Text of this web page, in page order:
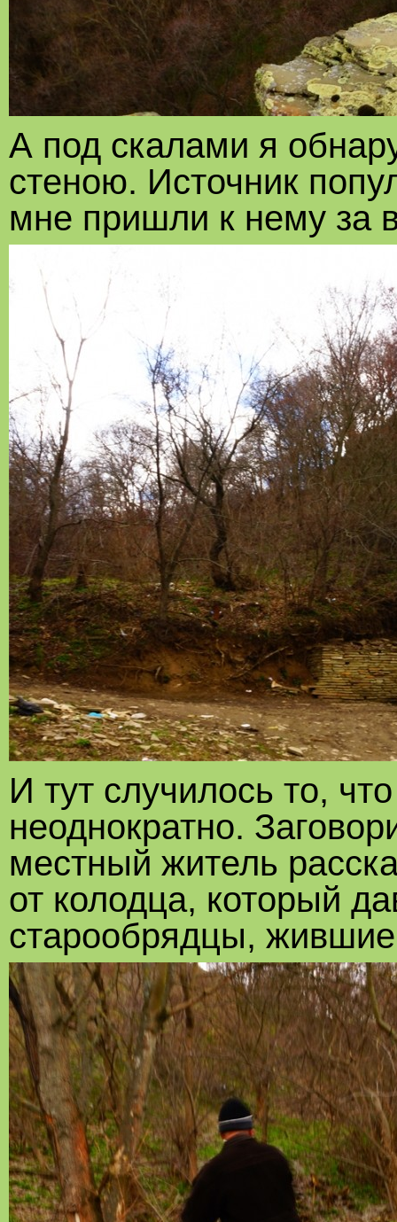
А под скалами я
стеною. Источник
мне пришли к нему за
И тут случилось то,
неоднократно.
местный житель
от колодца, который
старообрядцы, жившие